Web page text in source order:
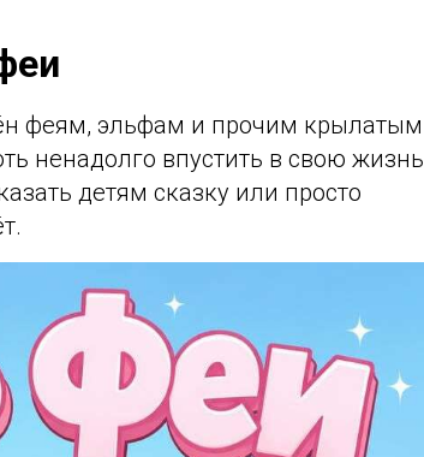
феям, эльфам и прочим крылатым
ненадолго впустить в свою жизнь
детям сказку или просто